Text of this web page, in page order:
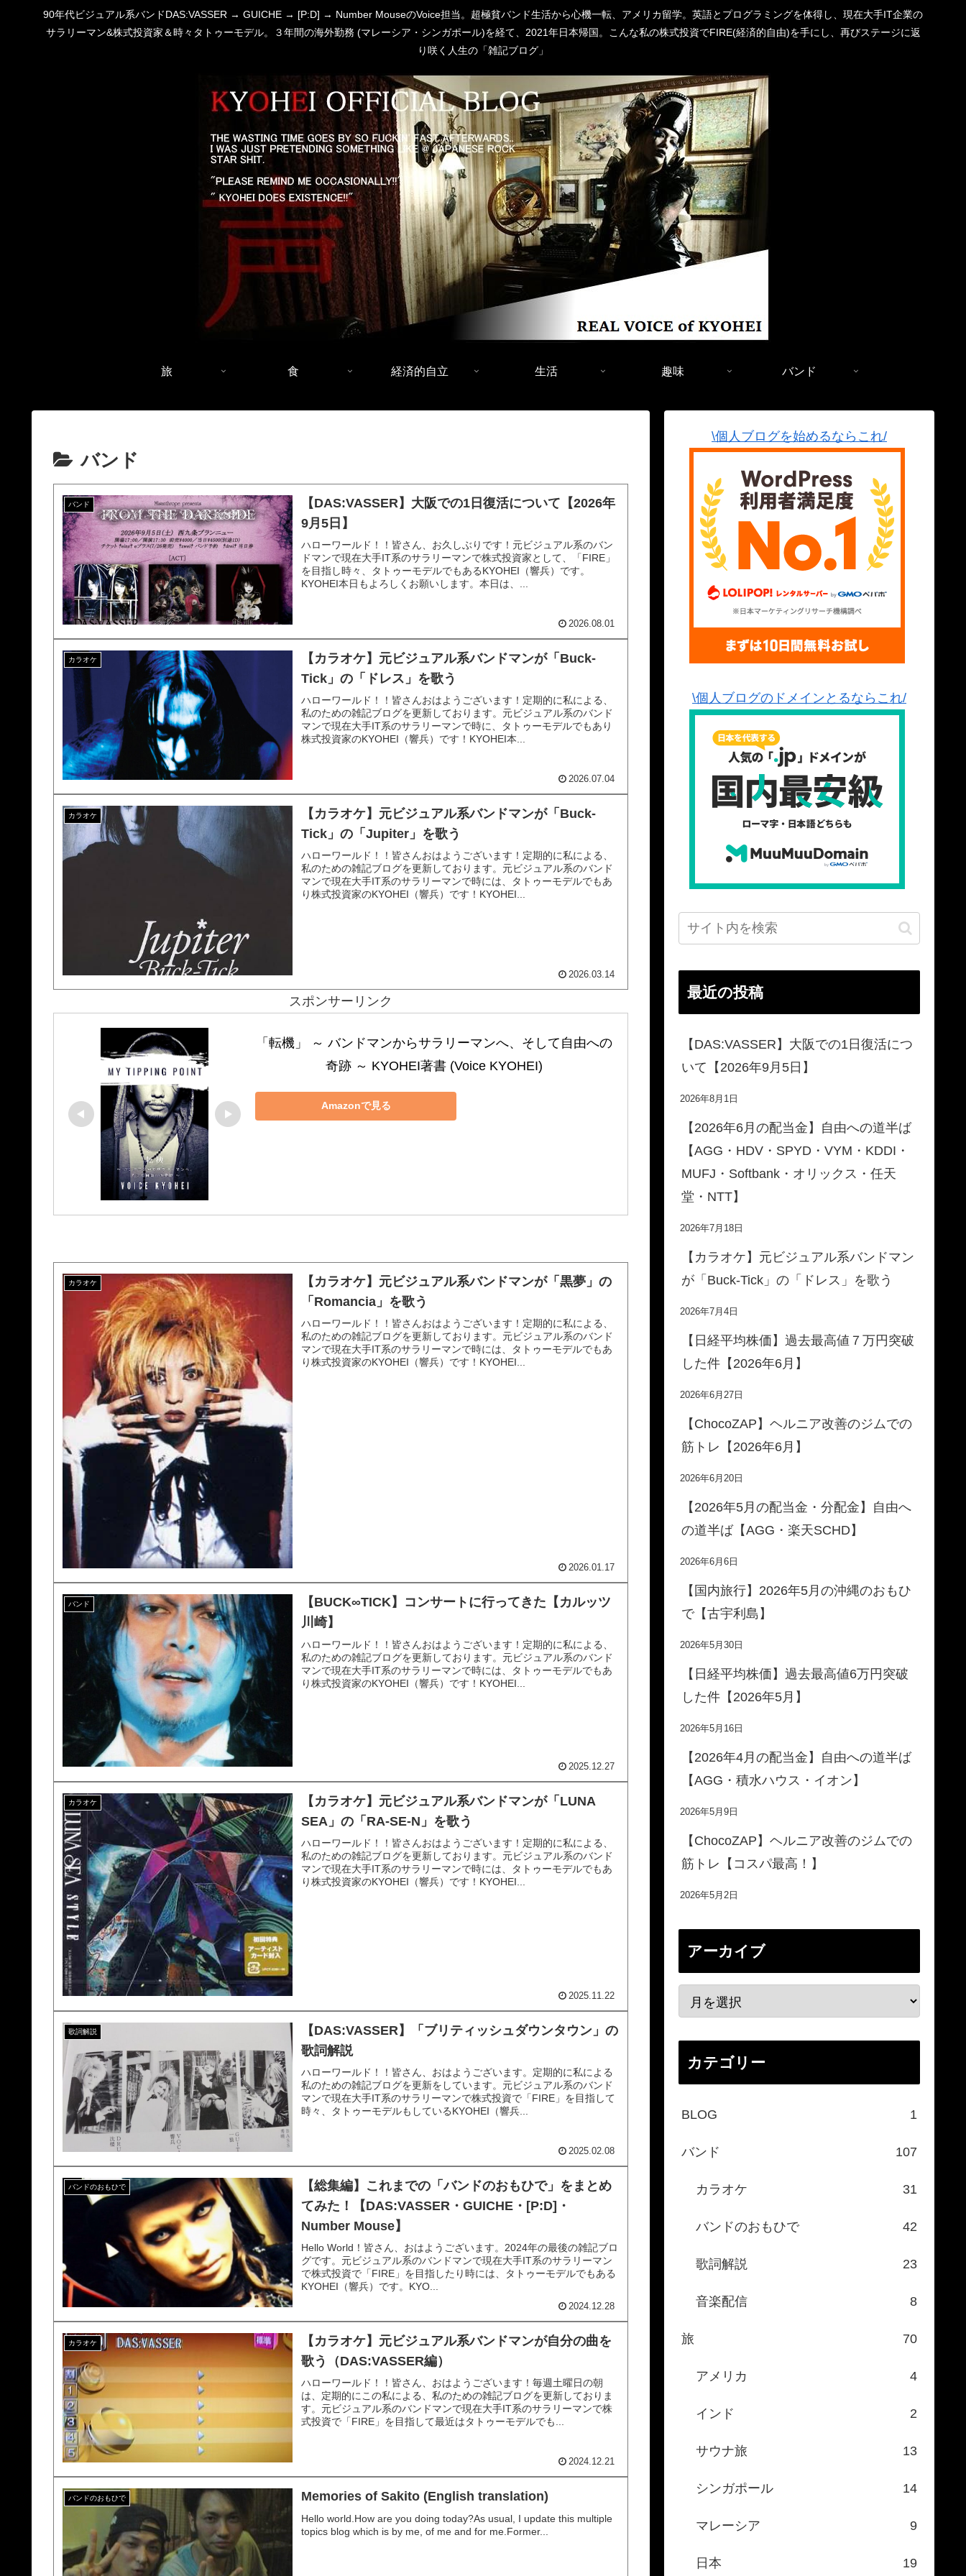
90年代ビジュアル系バンドDAS:VASSER → GUICHE → [P:D] → Number MouseのVoice担当。超極貧バンド生活から心機一転、アメリカ留学。英語とプログラミングを体得し、現在大手IT企業の
サラリーマン&株式投資家＆時々タトゥーモデル。３年間の海外勤務 (マレーシア・シンガポール)を経て、2021年日本帰国。こんな私の株式投資でFIRE(経済的自由)を手にし、再びステージに返
り咲く人生の「雑記ブログ」
旅 食 経済的自立 生活 趣味 バンド
バンド
バンド
【DAS:VASSER】大阪での1日復活について【2026年
9月5日】
ハローワールド！！皆さん、お久しぶりです！元ビジュアル系のバン
ドマンで現在大手IT系のサラリーマンで株式投資家として、「FIRE」
を目指し時々、タトゥーモデルでもあるKYOHEI（響兵）です。
KYOHEI本日もよろしくお願いします。本日は、...
2026.08.01
カラオケ
【カラオケ】元ビジュアル系バンドマンが「Buck-
Tick」の「ドレス」を歌う
ハローワールド！！皆さんおはようございます！定期的に私による、
私のための雑記ブログを更新しております。元ビジュアル系のバンド
マンで現在大手IT系のサラリーマンで時に、タトゥーモデルでもあり
株式投資家のKYOHEI（響兵）です！KYOHEI本...
2026.07.04
カラオケ
【カラオケ】元ビジュアル系バンドマンが「Buck-
Tick」の「Jupiter」を歌う
ハローワールド！！皆さんおはようございます！定期的に私による、
私のための雑記ブログを更新しております。元ビジュアル系のバンド
マンで現在大手IT系のサラリーマンで時には、タトゥーモデルでもあ
り株式投資家のKYOHEI（響兵）です！KYOHEI...
2026.03.14
スポンサーリンク
「転機」 ～ バンドマンからサラリーマンへ、そして自由への
奇跡 ～ KYOHEI著書 (Voice KYOHEI)
Amazonで見る
カラオケ
【カラオケ】元ビジュアル系バンドマンが「黒夢」の
「Romancia」を歌う
ハローワールド！！皆さんおはようございます！定期的に私による、
私のための雑記ブログを更新しております。元ビジュアル系のバンド
マンで現在大手IT系のサラリーマンで時には、タトゥーモデルでもあ
り株式投資家のKYOHEI（響兵）です！KYOHEI...
2026.01.17
バンド
【BUCK∞TICK】コンサートに行ってきた【カルッツ
川崎】
ハローワールド！！皆さんおはようございます！定期的に私による、
私のための雑記ブログを更新しております。元ビジュアル系のバンド
マンで現在大手IT系のサラリーマンで時には、タトゥーモデルでもあ
り株式投資家のKYOHEI（響兵）です！KYOHEI...
2025.12.27
カラオケ
【カラオケ】元ビジュアル系バンドマンが「LUNA
SEA」の「RA-SE-N」を歌う
ハローワールド！！皆さんおはようございます！定期的に私による、
私のための雑記ブログを更新しております。元ビジュアル系のバンド
マンで現在大手IT系のサラリーマンで時には、タトゥーモデルでもあ
り株式投資家のKYOHEI（響兵）です！KYOHEI...
2025.11.22
歌詞解説
【DAS:VASSER】「ブリティッシュダウンタウン」の
歌詞解説
ハローワールド！！皆さん、おはようございます。定期的に私による
私のための雑記ブログを更新をしています。元ビジュアル系のバンド
マンで現在大手IT系のサラリーマンで株式投資で「FIRE」を目指して
時々、タトゥーモデルもしているKYOHEI（響兵...
2025.02.08
バンドのおもひで
【総集編】これまでの「バンドのおもひで」をまとめ
てみた！【DAS:VASSER・GUICHE・[P:D]・
Number Mouse】
Hello World！皆さん、おはようございます。2024年の最後の雑記ブロ
グです。元ビジュアル系のバンドマンで現在大手IT系のサラリーマン
で株式投資で「FIRE」を目指したり時には、タトゥーモデルでもある
KYOHEI（響兵）です。KYO...
2024.12.28
カラオケ
【カラオケ】元ビジュアル系バンドマンが自分の曲を
歌う（DAS:VASSER編）
ハローワールド！！皆さん、おはようございます！毎週土曜日の朝
は、定期的にこの私による、私のための雑記ブログを更新しておりま
す。元ビジュアル系のバンドマンで現在大手IT系のサラリーマンで株
式投資で「FIRE」を目指して最近はタトゥーモデルでも...
2024.12.21
バンドのおもひで Memories of Sakito (English translation)
Hello world.How are you doing today?As usual, I update this multiple
topics blog which is by me, of me and for me.Former...
\個人ブログを始めるならこれ/
\個人ブログのドメインとるならこれ/
最近の投稿
【DAS:VASSER】大阪での1日復活につ
いて【2026年9月5日】
2026年8月1日
【2026年6月の配当金】自由への道半ば
【AGG・HDV・SPYD・VYM・KDDI・
MUFJ・Softbank・オリックス・任天
堂・NTT】
2026年7月18日
【カラオケ】元ビジュアル系バンドマン
が「Buck-Tick」の「ドレス」を歌う
2026年7月4日
【日経平均株価】過去最高値７万円突破
した件【2026年6月】
2026年6月27日
【ChocoZAP】ヘルニア改善のジムでの
筋トレ【2026年6月】
2026年6月20日
【2026年5月の配当金・分配金】自由へ
の道半ば【AGG・楽天SCHD】
2026年6月6日
【国内旅行】2026年5月の沖縄のおもひ
で【古宇利島】
2026年5月30日
【日経平均株価】過去最高値6万円突破
した件【2026年5月】
2026年5月16日
【2026年4月の配当金】自由への道半ば
【AGG・積水ハウス・イオン】
2026年5月9日
【ChocoZAP】ヘルニア改善のジムでの
筋トレ【コスパ最高！】
2026年5月2日
アーカイブ
カテゴリー
BLOG 1
バンド 107
カラオケ 31
バンドのおもひで 42
歌詞解説 23
音楽配信 8
旅 70
アメリカ 4
インド 2
サウナ旅 13
シンガポール 14
マレーシア 9
日本 19